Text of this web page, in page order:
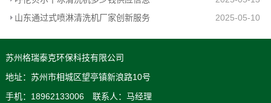
山东通过式喷淋清洗机厂家创新服务
2025-05-10
苏州格瑞泰克环保科技有限公司
地址：苏州市相城区望亭镇新浪路10号
手机：18962133006 联系人：马经理